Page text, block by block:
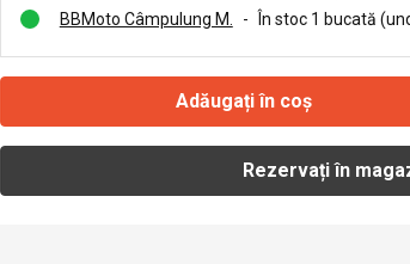
BBMoto Câmpulung M.
- În stoc 1 bucată
Adăugați în coș
Rezervați în